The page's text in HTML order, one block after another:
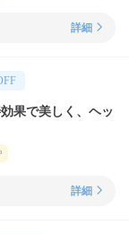
詳細
果で美しく、ヘッ
詳細